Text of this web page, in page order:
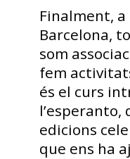
Finalment,
Barcelona,
som
fem
és el curs
l’esperanto,
edicions
que ens ha